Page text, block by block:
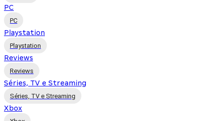
PC
PC
Playstation
Playstation
Reviews
Reviews
Séries, TV e Streaming
Séries, TV e Streaming
Xbox